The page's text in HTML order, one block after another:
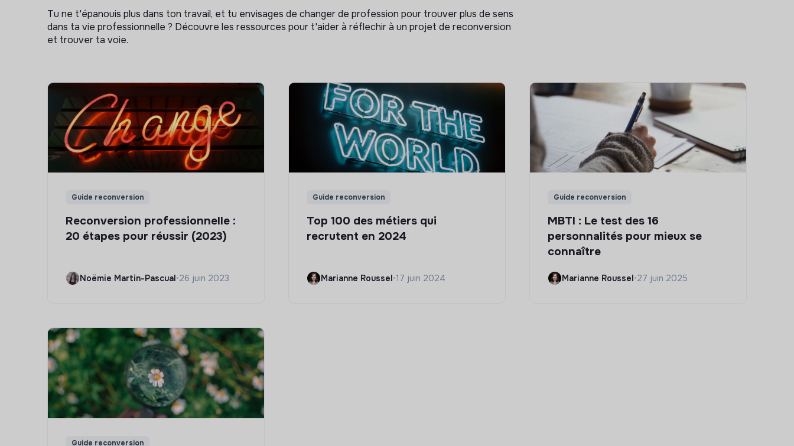
Tu ne t'épanouis plus dans ton travail, et tu envisages de changer de profession pour trouver plus de sens
dans ta vie professionnelle ? Découvre les ressources pour t'aider à réflechir à un projet de reconversion
et trouver ta voie.
Guide reconversion
Reconversion professionnelle :
20 étapes pour réussir (2023)
Noëmie Martin-Pascual•26 juin 2023
Guide reconversion
Top 100 des métiers qui
recrutent en 2024
Marianne Roussel•17 juin 2024
Guide reconversion
MBTI : Le test des 16
personnalités pour mieux se
connaître
Marianne Roussel•27 juin 2025
Guide reconversion